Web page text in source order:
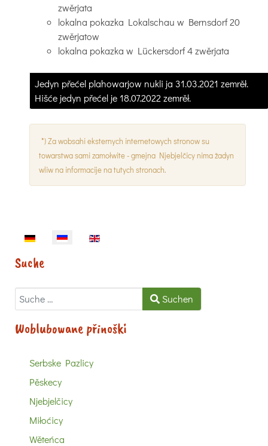
zwěrjata
lokalna pokazka Lokalschau w Bernsdorf 20
zwěrjatow
lokalna pokazka w Lückersdorf 4 zwěrjata
Jedyn přećel plahowarjow nukli ja 31.03.2021 zemrěł.
Hišće jedyn přećel je 18.07.2022 zemrěł.
*) Za wobsahi eksternych internetowych stronow su
towarstwa sami zamołwite - gmejna Njebjelčicy nima žadyn
wliw na informacije na tutych stronach.
Sprache auswählen
Suche
Suchen Suchen
Woblubowane přinoški
Serbske Pazlicy
Pěskecy
Njebjelčicy
Miłoćicy
Wěteńca